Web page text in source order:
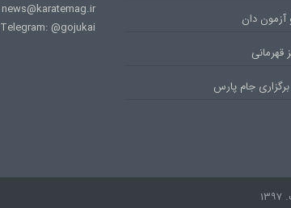
آزمون دان
قهرمانی
جام پارس
news@karatemag.ir
Telegram: @gojukai